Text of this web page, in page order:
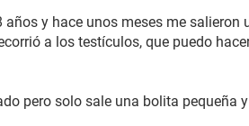
años y hace unos meses me salieron
a los testículos, que puedo
pero solo sale una bolita pequeña